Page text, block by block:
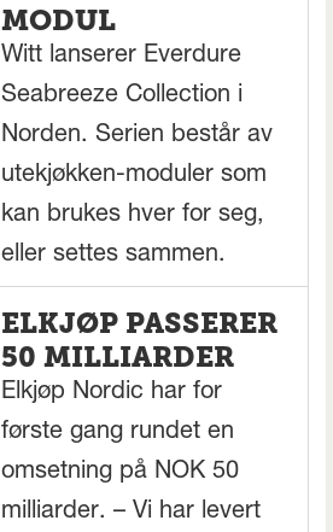
MODUL
Witt lanserer Everdure
Seabreeze Collection i
Norden. Serien består av
utekjøkken-moduler som
kan brukes hver for seg,
eller settes sammen.
ELKJØP PASSERER
50 MILLIARDER
Elkjøp Nordic har for
første gang rundet en
omsetning på NOK 50
milliarder. – Vi har levert